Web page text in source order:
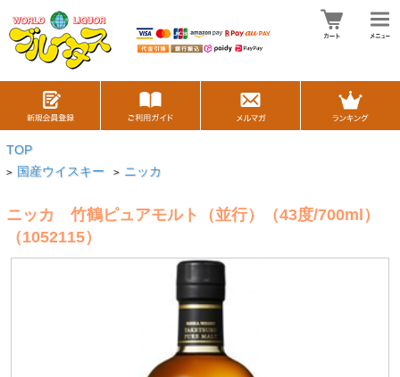
TOP
> 国産ウイスキー > ニッカ
ニッカ 竹鶴ピュアモルト（並行）（43度/700ml）
（1052115）